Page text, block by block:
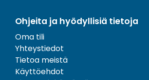
Ohjeita ja hyödyllisiä tietoja
Oma tili
Yhteystiedot
Tietoa meistä
Käyttöehdot